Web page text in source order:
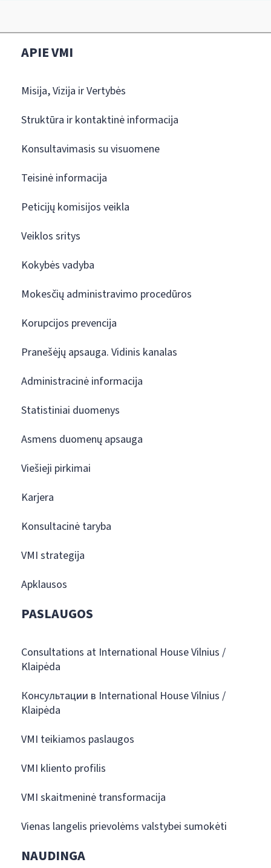
APIE VMI
Misija, Vizija ir Vertybės
Struktūra ir kontaktinė informacija
Konsultavimasis su visuomene
Teisinė informacija
Peticijų komisijos veikla
Veiklos sritys
Kokybės vadyba
Mokesčių administravimo procedūros
Korupcijos prevencija
Pranešėjų apsauga. Vidinis kanalas
Administracinė informacija
Statistiniai duomenys
Asmens duomenų apsauga
Viešieji pirkimai
Karjera
Konsultacinė taryba
VMI strategija
Apklausos
PASLAUGOS
Consultations at International House Vilnius /
Klaipėda
Консультации в International House Vilnius /
Klaipėda
VMI teikiamos paslaugos
VMI kliento profilis
VMI skaitmeninė transformacija
Vienas langelis prievolėms valstybei sumokėti
NAUDINGA